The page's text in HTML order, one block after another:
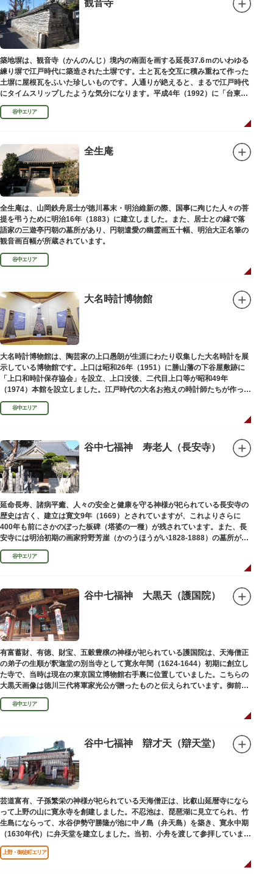
観音寺
築地塀は、観音寺（かんのんじ）境内の南面を画する延長37.6ｍのいわゆる
練り塀で江戸時代に築造された土塀です。土と瓦を交互に積み重ねて作った
土塀に屋根瓦をふいた珍しいものです。人通りが絶えると、まるで江戸時代
にタイムスリップしたような気分になります。平成4年（1992）に「台東区
まちかど賞」を受賞しました。
谷中エリア
全生庵
全生庵は、山岡鉄舟居士が徳川幕末・明治維新の際、国事に殉じた人々の菩
提を弔うために明治16年（1883）に建立しました。また、居士との縁で落
語家の三遊亭円朝の墓所があり、円朝遣愛の幽霊画五十幅、明治大正名筆の
観音画百幅が所蔵されています。
谷中エリア
大名時計博物館
大名時計博物館は、陶芸家の上口愚朗が生涯にわたり収集した大名時計を展
示している博物館です。上口は昭和26年（1951）に勝山藩の下谷屋敷跡に
「上口和時計保存協会」を設立、上口没後、二代目上口等が昭和49年
（1974）本館を設立しました。江戸時代の大名お抱えの時計師たちが作った
櫓時計、台時計、枕時計などが並びます。
谷中エリア
谷中七福神 寿老人（長安寺）
延命長寿、諸病平癒、人々の安全と健康を守る神様が祀られている長安寺の
歴史は古く、建立は寛文9年（1669）とされていますが、これよりさらに
400年も前にさかのぼった板碑（塔婆の一種）が残されています。また、長
安寺には明治初期の画家狩野芳崖（かのうほうがい1828-1888）の墓所があ
ります。
谷中エリア
谷中七福神 大黒天（護国院）
有富蓄財、有徳、財宝、五穀豊穣の神様が祀られている護国院は、天海僧正
の弟子の生順が釈迦堂の別当寺として寛永年間（1624-1644）初期に創立し
た寺で、当時は現在の東京国立博物館右手裏に位置していました。こちらの
大黒天画像は徳川三代将軍家光公が贈ったものと伝えられています。御前立
の大黒天木像は台東区文化財に指定されています。
谷中エリア
谷中七福神 辯才天（辯天堂）
芸道富有、子孫繁栄の神様が祀られている天海僧正は、比叡山延暦寺になら
って上野の山に寛永寺を創建しました。不忍池は、琵琶湖に見立てられ、竹
生島にならって、水谷伊勢守勝隆が池に中ノ島（弁天島）を築き、寛永中期
（1630年代）に弁天堂を建立しました。当初、小舟を渡して参拝していまし
たが、後に橋が架けられました。
上野・御徒町エリア